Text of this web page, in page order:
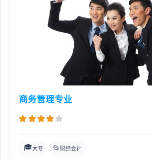
商务管理专业
🎓大专 📂 财经会计